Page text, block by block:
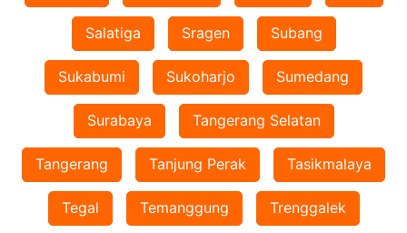
Salatiga Sragen Subang
Sukabumi Sukoharjo Sumedang
Surabaya Tangerang Selatan
Tangerang Tanjung Perak Tasikmalaya
Tegal Temanggung Trenggalek